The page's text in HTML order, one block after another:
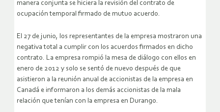
manera conjunta se hiciera la revisión del contrato de
ocupación temporal firmado de mutuo acuerdo.
El 27 de junio, los representantes de la empresa mostraron una
negativa total a cumplir con los acuerdos firmados en dicho
contrato. La empresa rompió la mesa de diálogo con ellos en
enero de 2012 y solo se sentó de nuevo después de que
asistieron a la reunión anual de accionistas de la empresa en
Canadá e informaron a los demás accionistas de la mala
relación que tenían con la empresa en Durango.